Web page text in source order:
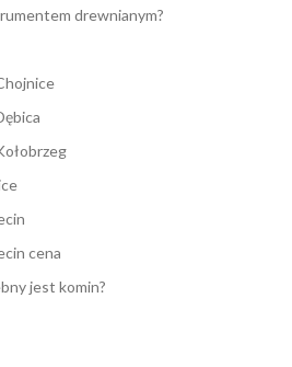
drewnianym?
cena
jest komin?